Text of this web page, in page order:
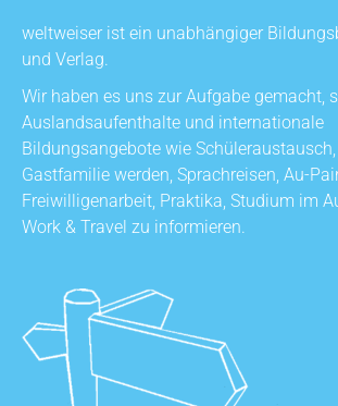
weltweiser ist ein unabhängiger
und Verlag.
Wir haben es uns zur Aufgabe gemacht,
Auslandsaufenthalte und internationale
Bildungsangebote wie
Gastfamilie werden, Sprachreisen, Au-
Freiwilligenarbeit, Praktika, Studium im
Work & Travel zu informieren.